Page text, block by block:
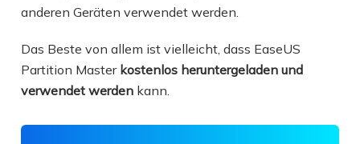
anderen Geräten verwendet werden.
Das Beste von allem ist vielleicht, dass EaseUS
Partition Master kostenlos heruntergeladen und
verwendet werden kann.